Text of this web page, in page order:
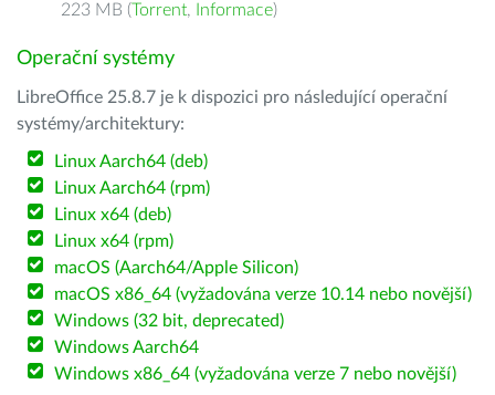
223 MB (Torrent, Informace)
Operační systémy
LibreOffice 25.8.7 je k dispozici pro následující operační
systémy/architektury:
Linux Aarch64 (deb)
Linux Aarch64 (rpm)
Linux x64 (deb)
Linux x64 (rpm)
macOS (Aarch64/Apple Silicon)
macOS x86_64 (vyžadována verze 10.14 nebo novější)
Windows (32 bit, deprecated)
Windows Aarch64
Windows x86_64 (vyžadována verze 7 nebo novější)